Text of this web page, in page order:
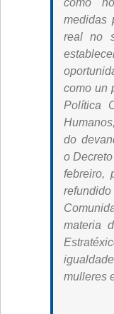
como
medidas
real no
como un
Política
do
o
febreiro,
materia
mulleres